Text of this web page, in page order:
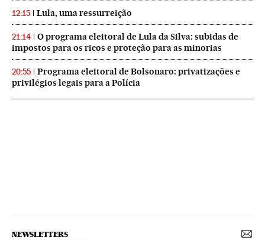
12:15 Lula, uma ressurreição
21:14
O programa eleitoral de Lula da Silva: subidas de
impostos para os ricos e proteção para as minorias
20:55
Programa eleitoral de Bolsonaro: privatizações e
privilégios legais para a Polícia
NEWSLETTERS